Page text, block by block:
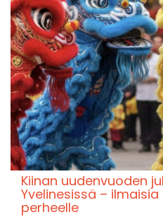
Kiinan uudenvuoden
Yvelinesissä –
perheelle